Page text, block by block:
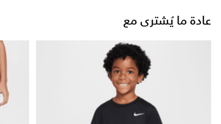
عادة ما يُشترى مع